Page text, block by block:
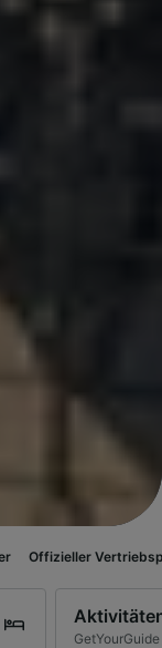
GetYourGuide